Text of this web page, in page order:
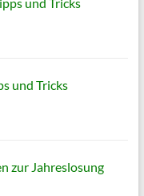
und Tricks
zur Jahreslosung